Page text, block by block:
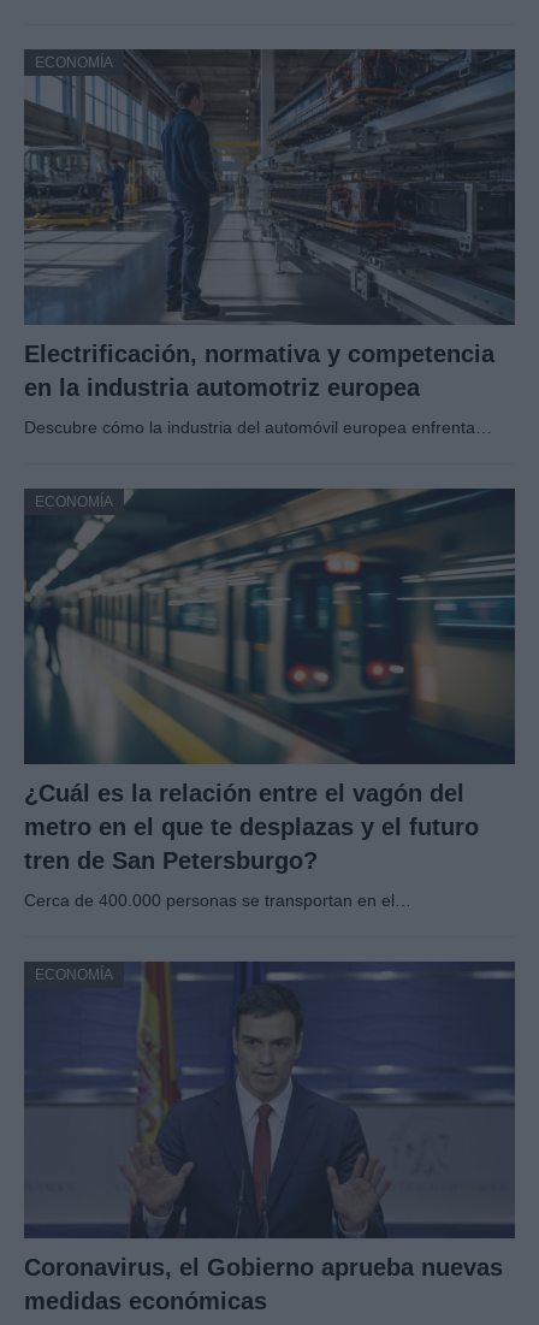
ECONOMÍA
Electrificación, normativa y competencia
en la industria automotriz europea
Descubre cómo la industria del automóvil europea enfrenta…
ECONOMÍA
¿Cuál es la relación entre el vagón del
metro en el que te desplazas y el futuro
tren de San Petersburgo?
Cerca de 400.000 personas se transportan en el…
ECONOMÍA
Coronavirus, el Gobierno aprueba nuevas
medidas económicas